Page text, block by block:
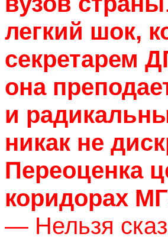
легкий шок,
секретарем
она
и
никак не
Переоценка
коридорах
— Нельзя